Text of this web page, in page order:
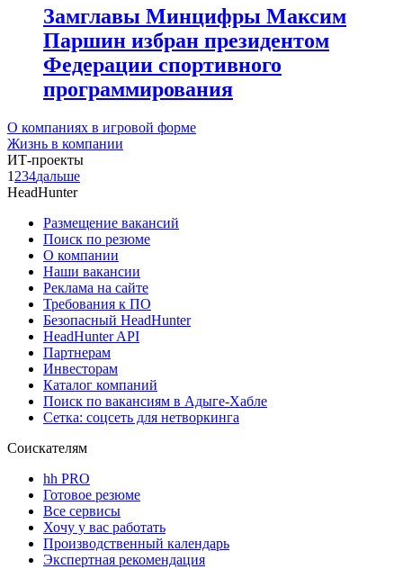
Замглавы Минцифры Максим
Паршин избран президентом
Федерации спортивного
программирования
О компаниях в игровой форме
Жизнь в компании
ИТ-проекты
1 234дальше
HeadHunter
Размещение вакансий
Поиск по резюме
О компании
Наши вакансии
Реклама на сайте
Требования к ПО
Безопасный HeadHunter
HeadHunter API
Партнерам
Инвесторам
Каталог компаний
Поиск по вакансиям в Адыге-Хабле
Сетка: соцсеть для нетворкинга
Соискателям
hh PRO
Готовое резюме
Все сервисы
Хочу у вас работать
Производственный календарь
Экспертная рекомендация